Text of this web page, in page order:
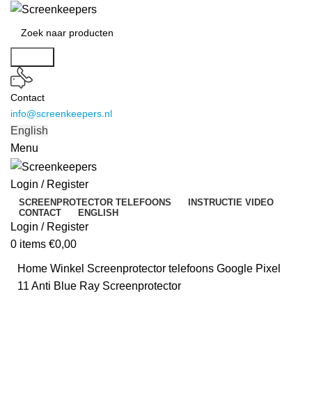
Contact
info@screenkeepers.nl
English
Menu
Login / Register
SCREENPROTECTOR TELEFOONS
INSTRUCTIE VIDEO
CONTACT
ENGLISH
Login / Register
0 items €0,00
Home Winkel Screenprotector telefoons Google Pixel
11 Anti Blue Ray Screenprotector